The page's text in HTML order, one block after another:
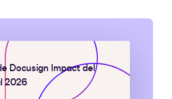
Docusign Impact del
2026